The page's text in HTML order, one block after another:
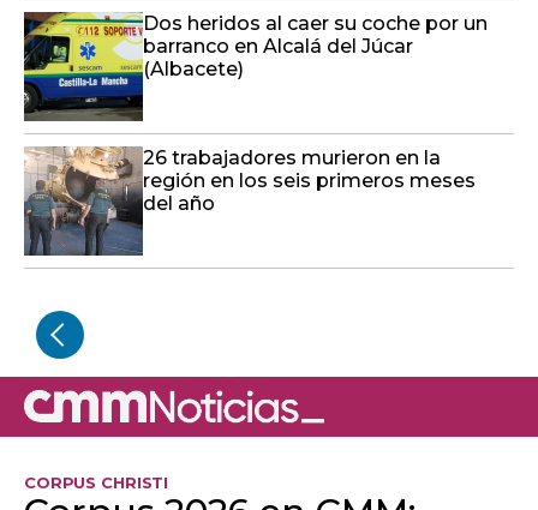
Dos heridos al caer su coche por un
barranco en Alcalá del Júcar
(Albacete)
26 trabajadores murieron en la
región en los seis primeros meses
del año
CORPUS CHRISTI